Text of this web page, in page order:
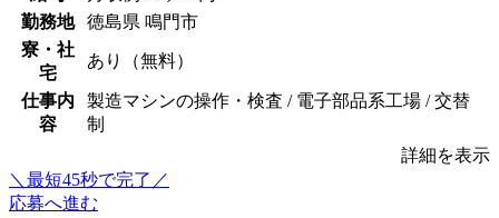
勤務地
徳島県 鳴門市
寮・社
宅
あり（無料）
仕事内
容
製造マシンの操作・検査 / 電子部品系工場 / 交替
制
詳細を表示
＼最短45秒で完了／
応募へ進む